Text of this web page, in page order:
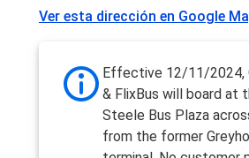
Ver esta dirección en Google
Effective 12/11/2024,
& FlixBus will board at
Steele Bus Plaza
from the former